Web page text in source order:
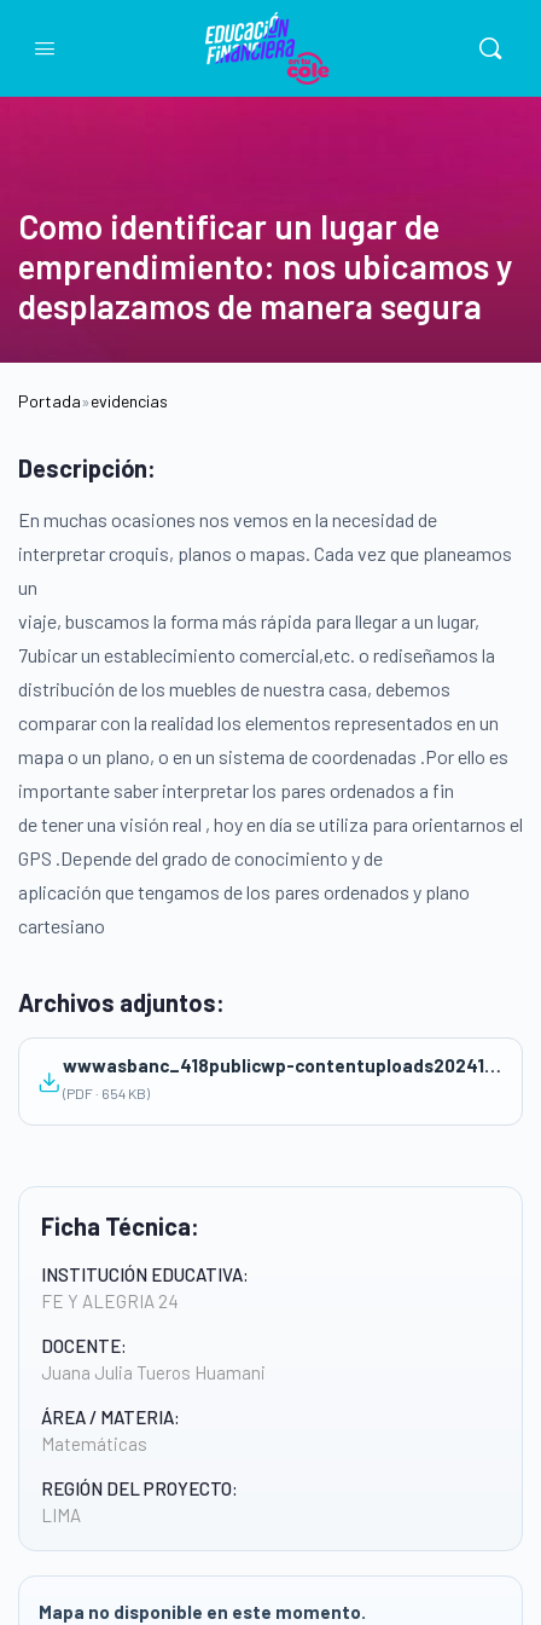
Como identificar un lugar de
emprendimiento: nos ubicamos y
desplazamos de manera segura
Portada»evidencias
Ficha Técnica:
INSTITUCIÓN EDUCATIVA:
FE Y ALEGRIA 24
DOCENTE:
Juana Julia Tueros Huamani
ÁREA / MATERIA:
Matemáticas
REGIÓN DEL PROYECTO:
LIMA
Mapa no disponible en este momento.
Descripción:
En muchas ocasiones nos vemos en la necesidad de
interpretar croquis, planos o mapas. Cada vez que planeamos
un
viaje, buscamos la forma más rápida para llegar a un lugar,
7ubicar un establecimiento comercial,etc. o rediseñamos la
distribución de los muebles de nuestra casa, debemos
comparar con la realidad los elementos representados en un
mapa o un plano, o en un sistema de coordenadas .Por ello es
importante saber interpretar los pares ordenados a fin
de tener una visión real , hoy en día se utiliza para orientarnos el
GPS .Depende del grado de conocimiento y de
aplicación que tengamos de los pares ordenados y plano
cartesiano
Archivos adjuntos:
wwwasbanc_418publicwp-contentuploads202411FICHA-DE-REFLEXION-GIA-1.pdf
(PDF · 654 KB)